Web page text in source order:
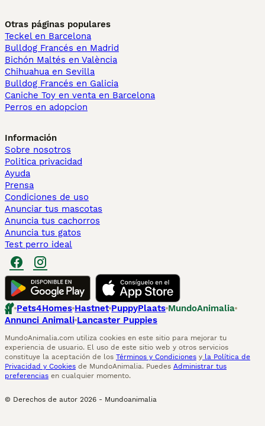
Otras páginas populares
Teckel en Barcelona
Bulldog Francés en Madrid
Bichón Maltés en València
Chihuahua en Sevilla
Bulldog Francés en Galicia
Caniche Toy en venta en Barcelona
Perros en adopcion
Información
Sobre nosotros
Politica privacidad
Ayuda
Prensa
Condiciones de uso
Anunciar tus mascotas
Anuncia tus cachorros
Anuncia tus gatos
Test perro ideal
Pets4Homes Hastnet PuppyPlaats MundoAnimalia
Annunci Animali Lancaster Puppies
MundoAnimalia.com utiliza cookies en este sitio para mejorar tu
experiencia de usuario. El uso de este sitio web y otros servicios
constituye la aceptación de los Términos y Condiciones y la Política de
Privacidad y Cookies de MundoAnimalia. Puedes Administrar tus
preferencias en cualquier momento.
© Derechos de autor 2026 - Mundoanimalia